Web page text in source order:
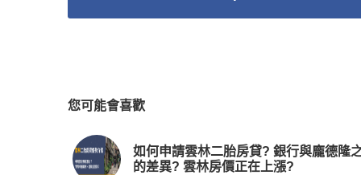
您可能會喜歡
如何申請雲林二胎房貸? 銀行與龐德隆
的差異? 雲林房價正在上漲?